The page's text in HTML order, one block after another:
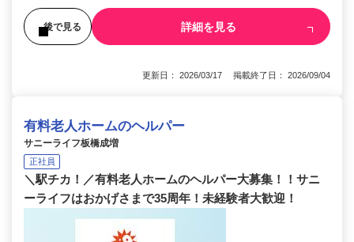
後で見る 詳細を見る
更新日： 2026/03/17 掲載終了日： 2026/09/04
有料老人ホームのヘルパー
サニーライフ板橋成増
正社員
＼駅チカ！／有料老人ホームのヘルパー大募集！！サニ
ーライフはおかげさまで35周年！未経験者大歓迎！